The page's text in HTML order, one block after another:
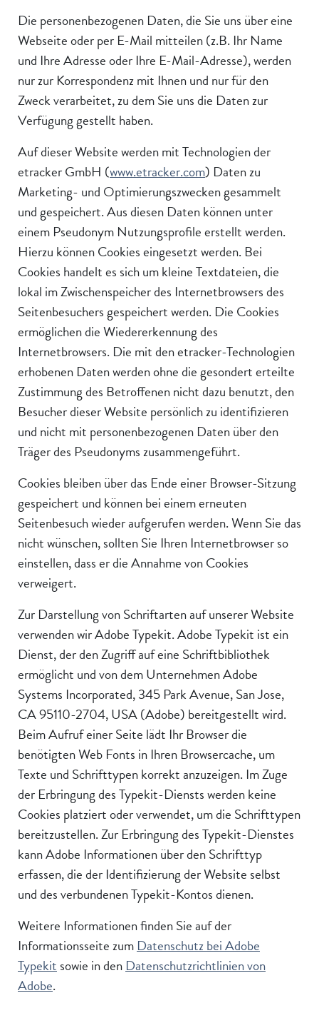
Die personenbezogenen Daten, die Sie uns über eine
Webseite oder per E-Mail mitteilen (z.B. Ihr Name
und Ihre Adresse oder Ihre E-Mail-Adresse), werden
nur zur Korrespondenz mit Ihnen und nur für den
Zweck verarbeitet, zu dem Sie uns die Daten zur
Verfügung gestellt haben.
Auf dieser Website werden mit Technologien der
etracker GmbH (www.etracker.com) Daten zu
Marketing- und Optimierungszwecken gesammelt
und gespeichert. Aus diesen Daten können unter
einem Pseudonym Nutzungsprofile erstellt werden.
Hierzu können Cookies eingesetzt werden. Bei
Cookies handelt es sich um kleine Textdateien, die
lokal im Zwischenspeicher des Internetbrowsers des
Seitenbesuchers gespeichert werden. Die Cookies
ermöglichen die Wiedererkennung des
Internetbrowsers. Die mit den etracker-Technologien
erhobenen Daten werden ohne die gesondert erteilte
Zustimmung des Betroffenen nicht dazu benutzt, den
Besucher dieser Website persönlich zu identifizieren
und nicht mit personenbezogenen Daten über den
Träger des Pseudonyms zusammengeführt.
Cookies bleiben über das Ende einer Browser-Sitzung
gespeichert und können bei einem erneuten
Seitenbesuch wieder aufgerufen werden. Wenn Sie das
nicht wünschen, sollten Sie Ihren Internetbrowser so
einstellen, dass er die Annahme von Cookies
verweigert.
Zur Darstellung von Schriftarten auf unserer Website
verwenden wir Adobe Typekit. Adobe Typekit ist ein
Dienst, der den Zugriff auf eine Schriftbibliothek
ermöglicht und von dem Unternehmen Adobe
Systems Incorporated, 345 Park Avenue, San Jose,
CA 95110-2704, USA (Adobe) bereitgestellt wird.
Beim Aufruf einer Seite lädt Ihr Browser die
benötigten Web Fonts in Ihren Browsercache, um
Texte und Schrifttypen korrekt anzuzeigen. Im Zuge
der Erbringung des Typekit-Diensts werden keine
Cookies platziert oder verwendet, um die Schrifttypen
bereitzustellen. Zur Erbringung des Typekit-Dienstes
kann Adobe Informationen über den Schrifttyp
erfassen, die der Identifizierung der Website selbst
und des verbundenen Typekit-Kontos dienen.
Weitere Informationen finden Sie auf der
Informationsseite zum Datenschutz bei Adobe
Typekit sowie in den Datenschutzrichtlinien von
Adobe.